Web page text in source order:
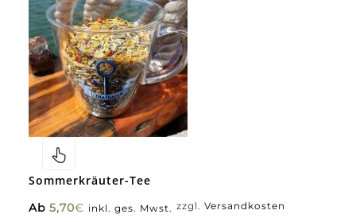
Sommerkräuter-Tee
Ab 5,70€ inkl. ges. Mwst. zzgl. Versandkosten